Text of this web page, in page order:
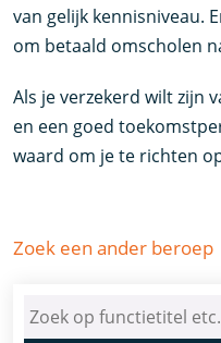
van gelijk kennisniveau.
om betaald omscholen
Als je verzekerd wilt zijn
en een goed
waard om je te richten
Zoek een ander beroep